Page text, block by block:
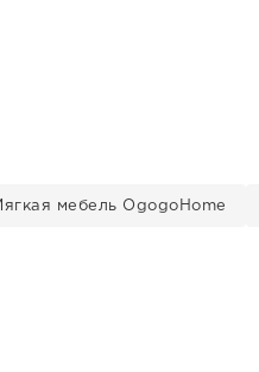
мебель OgogoHome